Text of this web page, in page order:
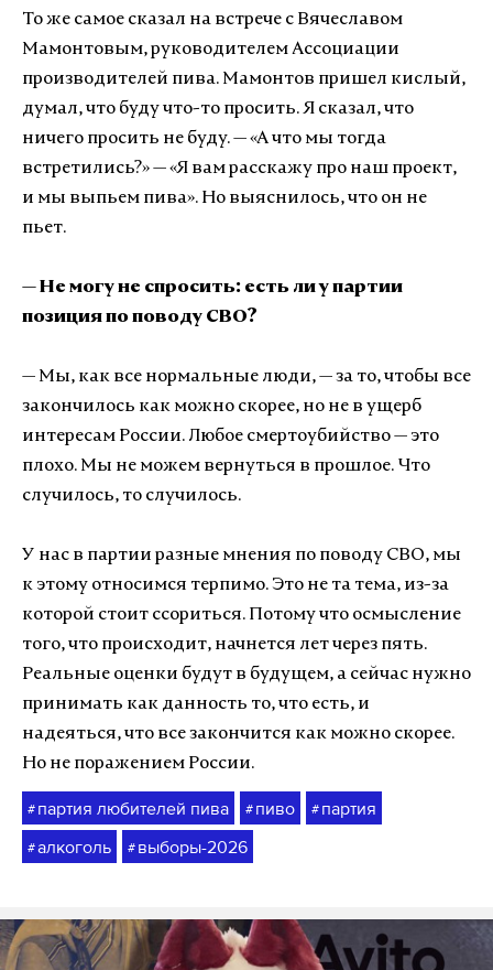
То же самое сказал на встрече с Вячеславом
Мамонтовым, руководителем Ассоциации
производителей пива. Мамонтов пришел кислый,
думал, что буду что-то просить. Я сказал, что
ничего просить не буду. — «А что мы тогда
встретились?» — «Я вам расскажу про наш проект,
и мы выпьем пива». Но выяснилось, что он не
пьет.
— Не могу не спросить: есть ли у партии
позиция по поводу СВО?
— Мы, как все нормальные люди, — за то, чтобы все
закончилось как можно скорее, но не в ущерб
интересам России. Любое смертоубийство — это
плохо. Мы не можем вернуться в прошлое. Что
случилось, то случилось.
У нас в партии разные мнения по поводу СВО, мы
к этому относимся терпимо. Это не та тема, из-за
которой стоит ссориться. Потому что осмысление
того, что происходит, начнется лет через пять.
Реальные оценки будут в будущем, а сейчас нужно
принимать как данность то, что есть, и
надеяться, что все закончится как можно скорее.
Но не поражением России.
# партия любителей пива # пиво # партия
#алкоголь # выборы-2026